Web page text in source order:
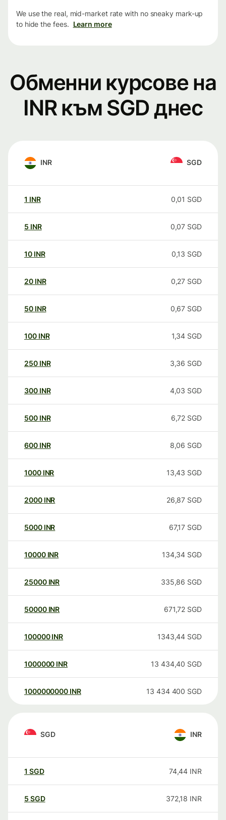
We use the real, mid-market rate with no sneaky mark-up
to hide the fees. Learn more
Обменни курсове на
INR към SGD днес
INR SGD
1 INR 0,01 SGD
5 INR 0,07 SGD
10 INR 0,13 SGD
20 INR 0,27 SGD
50 INR 0,67 SGD
100 INR 1,34 SGD
250 INR 3,36 SGD
300 INR 4,03 SGD
500 INR 6,72 SGD
600 INR 8,06 SGD
1000 INR 13,43 SGD
2000 INR 26,87 SGD
5000 INR 67,17 SGD
10000 INR 134,34 SGD
25000 INR 335,86 SGD
50000 INR 671,72 SGD
100000 INR 1343,44 SGD
1000000 INR 13 434,40 SGD
1000000000 INR 13 434 400 SGD
SGD INR
1 SGD 74,44 INR
5 SGD 372,18 INR